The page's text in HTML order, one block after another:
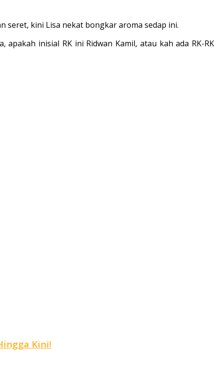
seret, kini Lisa nekat bongkar aroma sedap ini.
inisial RK ini Ridwan Kamil, atau kah ada RK-RK
Kini!